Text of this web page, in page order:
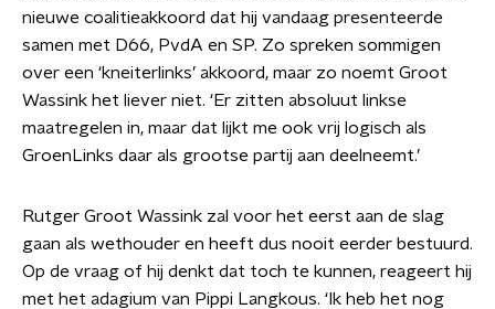
nieuwe coalitieakkoord dat hij vandaag presenteerde
samen met D66, PvdA en SP. Zo spreken sommigen
over een ‘kneiterlinks’ akkoord, maar zo noemt Groot
Wassink het liever niet. ‘Er zitten absoluut linkse
maatregelen in, maar dat lijkt me ook vrij logisch als
GroenLinks daar als grootse partij aan deelneemt.’
Rutger Groot Wassink zal voor het eerst aan de slag
gaan als wethouder en heeft dus nooit eerder bestuurd.
Op de vraag of hij denkt dat toch te kunnen, reageert hij
met het adagium van Pippi Langkous. ‘Ik heb het nog